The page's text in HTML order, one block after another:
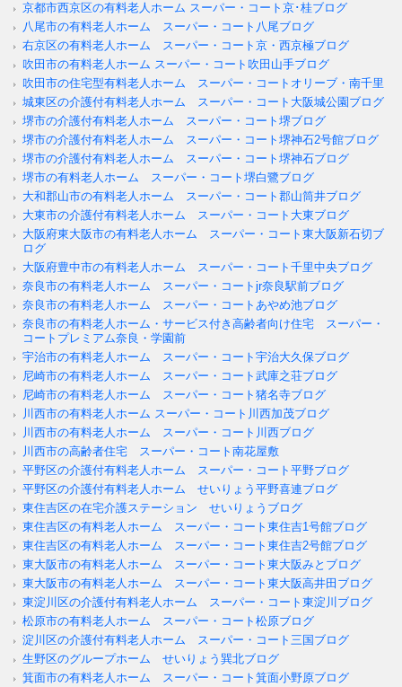
京都市西京区の有料老人ホーム スーパー・コート京･桂ブログ
八尾市の有料老人ホーム スーパー・コート八尾ブログ
右京区の有料老人ホーム スーパー・コート京・西京極ブログ
吹田市の有料老人ホーム スーパー・コート吹田山手ブログ
吹田市の住宅型有料老人ホーム スーパー・コートオリーブ・南千里
城東区の介護付有料老人ホーム スーパー・コート大阪城公園ブログ
堺市の介護付有料老人ホーム スーパー・コート堺ブログ
堺市の介護付有料老人ホーム スーパー・コート堺神石2号館ブログ
堺市の介護付有料老人ホーム スーパー・コート堺神石ブログ
堺市の有料老人ホーム スーパー・コート堺白鷺ブログ
大和郡山市の有料老人ホーム スーパー・コート郡山筒井ブログ
大東市の介護付有料老人ホーム スーパー・コート大東ブログ
大阪府東大阪市の有料老人ホーム スーパー・コート東大阪新石切ブ
ログ
大阪府豊中市の有料老人ホーム スーパー・コート千里中央ブログ
奈良市の有料老人ホーム スーパー・コートjr奈良駅前ブログ
奈良市の有料老人ホーム スーパー・コートあやめ池ブログ
奈良市の有料老人ホーム・サービス付き高齢者向け住宅 スーパー・
コートプレミアム奈良・学園前
宇治市の有料老人ホーム スーパー・コート宇治大久保ブログ
尼崎市の有料老人ホーム スーパー・コート武庫之荘ブログ
尼崎市の有料老人ホーム スーパー・コート猪名寺ブログ
川西市の有料老人ホーム スーパー・コート川西加茂ブログ
川西市の有料老人ホーム スーパー・コート川西ブログ
川西市の高齢者住宅 スーパー・コート南花屋敷
平野区の介護付有料老人ホーム スーパー・コート平野ブログ
平野区の介護付有料老人ホーム せいりょう平野喜連ブログ
東住吉区の在宅介護ステーション せいりょうブログ
東住吉区の有料老人ホーム スーパー・コート東住吉1号館ブログ
東住吉区の有料老人ホーム スーパー・コート東住吉2号館ブログ
東大阪市の有料老人ホーム スーパー・コート東大阪みとブログ
東大阪市の有料老人ホーム スーパー・コート東大阪高井田ブログ
東淀川区の介護付有料老人ホーム スーパー・コート東淀川ブログ
松原市の有料老人ホーム スーパー・コート松原ブログ
淀川区の介護付有料老人ホーム スーパー・コート三国ブログ
生野区のグループホーム せいりょう巽北ブログ
箕面市の有料老人ホーム スーパー・コート箕面小野原ブログ